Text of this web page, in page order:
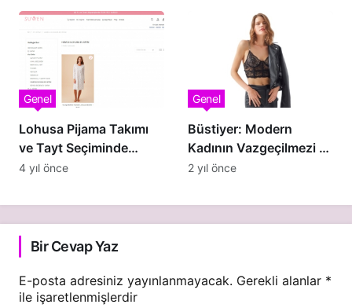
Lohusa Pijama Takımı
ve Tayt Seçiminde
Olmazsa Olmazlar
Genel
4 yıl önce
Büstiyer: Modern
Kadının Vazgeçilmezi ve
Konforun Şifresi
Genel
2 yıl önce
Bir Cevap Yaz
E-posta adresiniz yayınlanmayacak. Gerekli alanlar *
ile işaretlenmişlerdir